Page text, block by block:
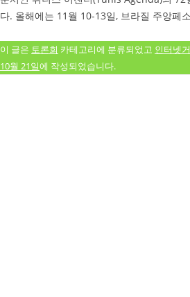
다. 올해에는 11월 10-13일, 브라질 주앙페
이 글은 토론회 카테고리에 분류되었고 인터넷
10월 21일에 작성되었습니다.